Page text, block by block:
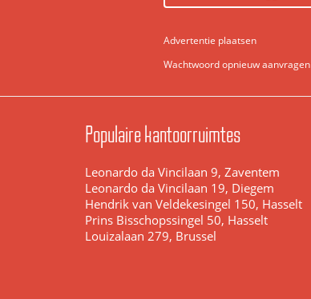
Advertentie plaatsen
Wachtwoord opnieuw aanvragen
Populaire kantoorruimtes
Leonardo da Vincilaan 9, Zaventem
Leonardo da Vincilaan 19, Diegem
Hendrik van Veldekesingel 150, Hasselt
Prins Bisschopssingel 50, Hasselt
Louizalaan 279, Brussel